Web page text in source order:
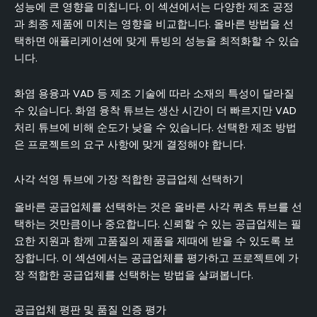
성능에 큰 영향을 미칩니다. 이 섹션에서는 다양한 제조 공정
과 최종 제품에 미치는 영향을 비교합니다. 올바른 방법을 선
택하면 애플리케이션에 맞게 튜빙의 성능을 최적화할 수 있습
니다.
화염 용융과 VAD 등 제조 기술에 따라 소재의 특성이 달라질
수 있습니다. 화염 융착 튜브는 생산 시간이 더 빠르지만 VAD
처리 튜브에 비해 순도가 낮을 수 있습니다. 선택한 제조 방법
은 프로젝트의 요구 사항에 맞게 결정해야 합니다.
사각 석영 튜브에 가장 적합한 공급업체 선택하기
올바른 공급업체를 선택하는 것은 올바른 사각 쿼츠 튜브를 선
택하는 것만큼이나 중요합니다. 신뢰할 수 있는 공급업체는 필
요한 지원과 함께 고품질의 제품을 제때에 받을 수 있도록 보
장합니다. 이 섹션에서는 공급업체를 평가하고 프로젝트에 가
장 적합한 공급업체를 선택하는 방법을 살펴봅니다.
공급업체 평판 및 품질 인증 평가